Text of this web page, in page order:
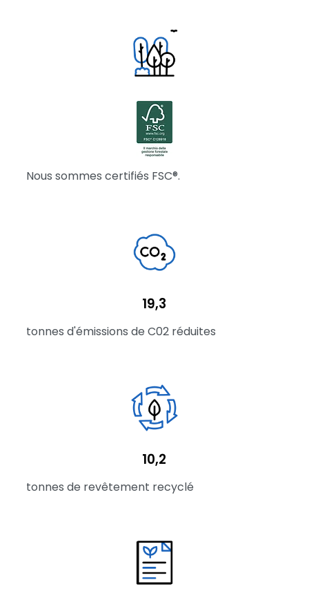
19,3
tonnes d'émissions de C02 réduites
10,2
tonnes de revêtement recyclé
Nous sommes certifiés FSC®.